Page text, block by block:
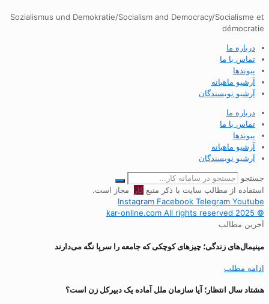
Sozialismus und Demokratie/Socialism and Democracy/Socialisme et
démocratie
درباره ما
تماس با ما
پیوندها
آرشیو ماهیانه
آرشیو نویسندگان
درباره ما
تماس با ما
پیوندها
آرشیو ماهیانه
آرشیو نویسندگان
جستجو
استفاده از مطالب سایت با ذکر منبعکار
مجاز است.
Instagram Facebook Telegram Youtube
© 2025 kar-online.com All rights reserved
آخرین مطالب
مینیمال‌های زندگی؛ چیزهای کوچکی که جامعه را سرپا نگه می‌دارند
ادامه مطلب
هشتاد سال انتظار؛ آیا سازمان ملل آماده یک دبیرکل زن است؟